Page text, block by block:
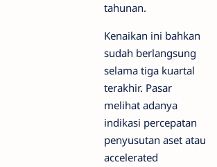
tahunan.
Kenaikan ini bahkan
sudah berlangsung
selama tiga kuartal
terakhir. Pasar
melihat adanya
indikasi percepatan
penyusutan aset atau
accelerated